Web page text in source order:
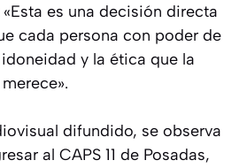
es una decisión directa
cada persona con poder de
y la ética que la
difundido, se observa
al CAPS 11 de Posadas,